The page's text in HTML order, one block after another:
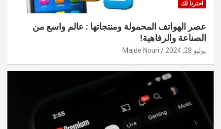
اخترنا لك
عصر الهواتف المحمولة ومنتجاتها : عالم واسع من
الصناعة والرفاهية!
يوليو 28, 2024 Majde Nouri